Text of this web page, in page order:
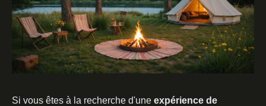
Si vous êtes à la recherche d'une expérience de